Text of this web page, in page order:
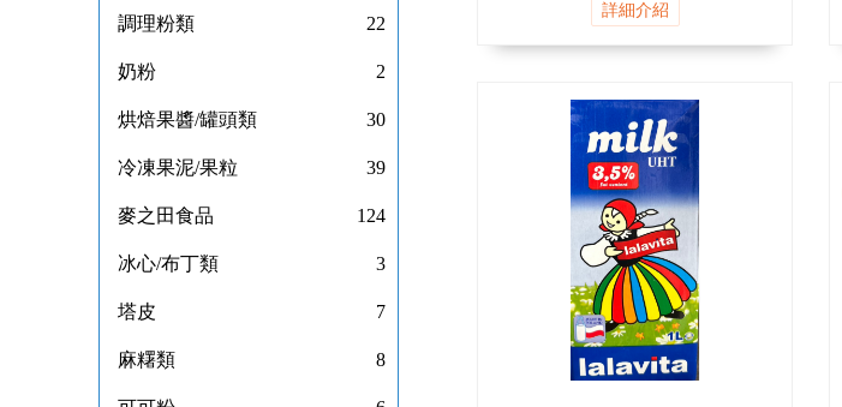
調理粉類 22
奶粉 2
烘焙果醬/罐頭類 30
冷凍果泥/果粒 39
麥之田食品 124
冰心/布丁類 3
塔皮 7
麻糬類 8
詳細介紹